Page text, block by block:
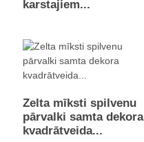
karstajiem...
Zelta mīksti spilvenu
pārvalki samta dekora
kvadrātveida...